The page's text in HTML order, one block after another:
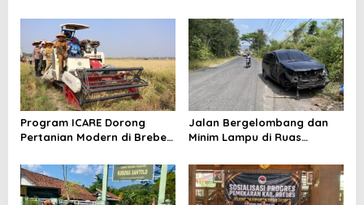
Kesiapsiagaan Bencana dan
Karhutla
Indonesia
Program ICARE Dorong
Pertanian Modern di Brebes,
Tembus 10,2 Ton per Hektare
Jalan Bergelombang dan
Minim Lampu di Ruas
Telan Korban, Innova
Hantam Pohon di
Bantarkawung